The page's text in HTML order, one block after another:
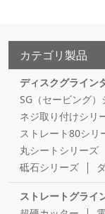
カテゴリ製品
ディスクグライン
SG（セービング）
ネジ取り付けシリ
ストレート80シリ
丸シートシリーズ
砥石シリーズ
ストレートグライ